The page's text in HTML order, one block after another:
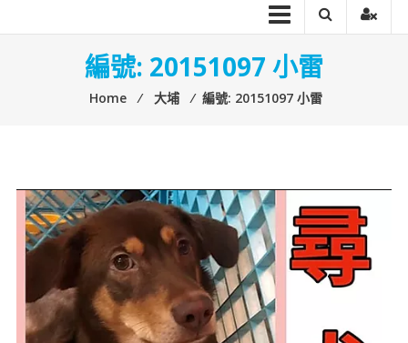
編號: 20151097 小雷
Home ⁄ 大埔 ⁄ 編號: 20151097 小雷